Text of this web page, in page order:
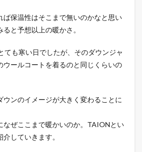
ば保温性はそこまで無いのかなと思い
と予想以上の暖かさ。
ても寒い日でしたが、そのダウンジャ
ウールコートを着るのと同じくらいの
ウンのイメージが大きく変わることに
なぜここまで暖かいのか。TAIONとい
していきます。